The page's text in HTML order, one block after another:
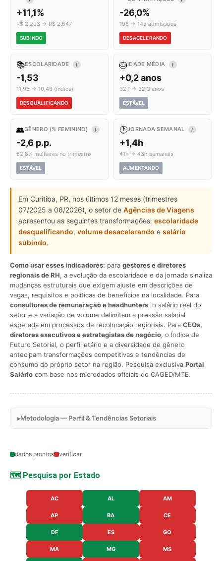
+11,1%
R$ 2.293 → R$ 2.547
SUBINDO
-26,0%
196 → 145 admissões
DESACELERANDO
📚ESCOLARIDADE I
-1,53
11,96 → 10,43 (índice)
DESQUALIFICANDO
🎂IDADE MÉDIA I
+0,2 anos
32,1 → 32,3 anos
ESTÁVEL
👥GÊNERO (% FEMININO) I
-2,6 p.p.
62,8% mulheres no trimestre
ESTÁVEL
🕐JORNADA SEMANAL I
+1,4h
41h → 43h semanais
AUMENTANDO
Em Curitiba, PR, nos últimos 12 meses (trimestres
07/2025 a 06/2026), o setor de Agências de Viagens
apresentou as seguintes transformações: escolaridade
desqualificando, volume desacelerando e salário
subindo.
Como usar esses indicadores: para gestores e diretores
regionais de RH, a evolução da escolaridade e da jornada sinaliza
mudanças estruturais que exigem ajuste em descrições de
vagas, requisitos e políticas de benefícios na localidade. Para
consultores de remuneração e headhunters, o salário real do
setor e a variação de volume delimitam a pressão salarial
esperada em processos de recolocação regionais. Para CEOs,
diretores executivos e estrategistas de negócio, o Índice de
Futuro Setorial, o perfil etário e a diversidade de gênero
antecipam transformações competitivas e tendências de
consumo do próprio setor na região. Pesquisa exclusiva Portal
Salário com base nos microdados oficiais do CAGED/MTE.
Metodologia — Perfil & Tendências Setoriais
dados prontos verificar
🗺️ Pesquisa por Estado
AC AL AM
AP BA CE
DF ES GO
MA MG MS